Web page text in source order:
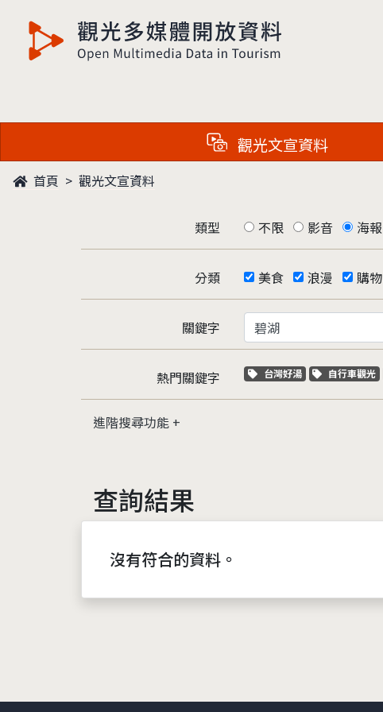
觀光多媒體開放資料
觀光文宣資料
首頁 觀光文宣資料
類型 不限 影音 海報
分類 美食 浪漫 購物
關鍵字
熱門關鍵字 關鍵字標籤
台灣好湯 關鍵字標籤
自行車觀光
進階搜尋功能
查詢結果
沒有符合的資料。